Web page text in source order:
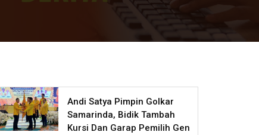
Andi Satya Pimpin Golkar
Samarinda, Bidik Tambah
Kursi Dan Garap Pemilih Gen